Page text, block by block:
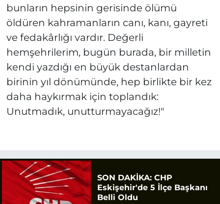
bunların hepsinin gerisinde ölümü
öldüren kahramanların canı, kanı, gayreti
ve fedakârlığı vardır. Değerli
hemşehrilerim, bugün burada, bir milletin
kendi yazdığı en büyük destanlardan
birinin yıl dönümünde, hep birlikte bir kez
daha haykırmak için toplandık:
Unutmadık, unutturmayacağız!"
SON DAKİKA: CHP
Eskişehir'de 5 İlçe Başkanı
Belli Oldu